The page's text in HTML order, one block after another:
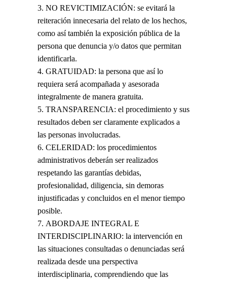
NO REVICTIMIZACIÓN: se evitará la
reiteración innecesaria del relato de los hechos,
como así también la exposición pública de la
persona que denuncia y/o datos que permitan
identificarla.
GRATUIDAD: la persona que así lo
requiera será acompañada y asesorada
integralmente de manera gratuita.
TRANSPARENCIA: el procedimiento y sus
resultados deben ser claramente explicados a
las personas involucradas.
CELERIDAD: los procedimientos
administrativos deberán ser realizados
respetando las garantías debidas,
profesionalidad, diligencia, sin demoras
injustificadas y concluidos en el menor tiempo
posible.
ABORDAJE INTEGRAL E
INTERDISCIPLINARIO: la intervención en
las situaciones consultadas o denunciadas será
realizada desde una perspectiva
interdisciplinaria, comprendiendo que las